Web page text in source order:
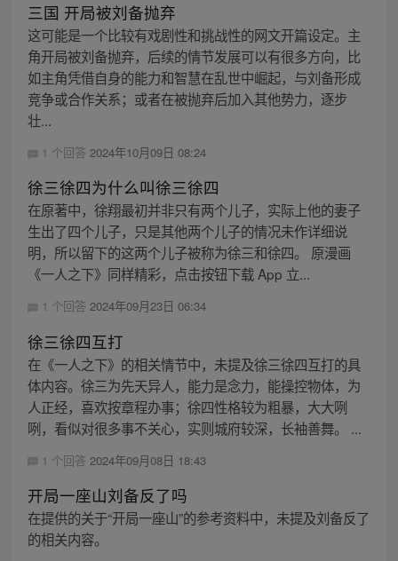
三国 开局被刘备抛弃
这可能是一个比较有戏剧性和挑战性的网文开篇设定。主
角开局被刘备抛弃，后续的情节发展可以有很多方向，比
如主角凭借自身的能力和智慧在乱世中崛起，与刘备形成
竞争或合作关系；或者在被抛弃后加入其他势力，逐步
壮...
1 个回答 2024年10月09日 08:24
徐三徐四为什么叫徐三徐四
在原著中，徐翔最初并非只有两个儿子，实际上他的妻子
生出了四个儿子，只是其他两个儿子的情况未作详细说
明，所以留下的这两个儿子被称为徐三和徐四。 原漫画
《一人之下》同样精彩，点击按钮下载 App 立...
1 个回答 2024年09月23日 06:34
徐三徐四互打
在《一人之下》的相关情节中，未提及徐三徐四互打的具
体内容。徐三为先天异人，能力是念力，能操控物体，为
人正经，喜欢按章程办事；徐四性格较为粗暴，大大咧
咧，看似对很多事不关心，实则城府较深，长袖善舞。 ...
1 个回答 2024年09月08日 18:43
开局一座山刘备反了吗
在提供的关于“开局一座山”的参考资料中，未提及刘备反了
的相关内容。